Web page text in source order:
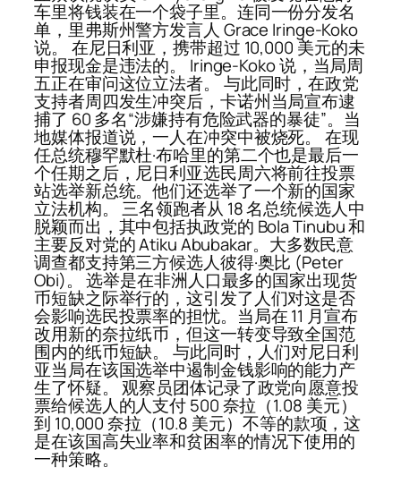
车里将钱装在一个袋子里。连同一份分发名
单，里弗斯州警方发言人 Grace Iringe-Koko
说。 在尼日利亚，携带超过 10,000 美元的未
申报现金是违法的。 Iringe-Koko 说，当局周
五正在审问这位立法者。 与此同时，在政党
支持者周四发生冲突后，卡诺州当局宣布逮
捕了 60 多名“涉嫌持有危险武器的暴徒”。当
地媒体报道说，一人在冲突中被烧死。 在现
任总统穆罕默杜·布哈里的第二个也是最后一
个任期之后，尼日利亚选民周六将前往投票
站选举新总统。他们还选举了一个新的国家
立法机构。 三名领跑者从 18 名总统候选人中
脱颖而出，其中包括执政党的 Bola Tinubu 和
主要反对党的 Atiku Abubakar。大多数民意
调查都支持第三方候选人彼得·奥比 (Peter
Obi)。 选举是在非洲人口最多的国家出现货
币短缺之际举行的，这引发了人们对这是否
会影响选民投票率的担忧。当局在 11 月宣布
改用新的奈拉纸币，但这一转变导致全国范
围内的纸币短缺。 与此同时，人们对尼日利
亚当局在该国选举中遏制金钱影响的能力产
生了怀疑。 观察员团体记录了政党向愿意投
票给候选人的人支付 500 奈拉（1.08 美元）
到 10,000 奈拉（10.8 美元）不等的款项，这
是在该国高失业率和贫困率的情况下使用的
一种策略。